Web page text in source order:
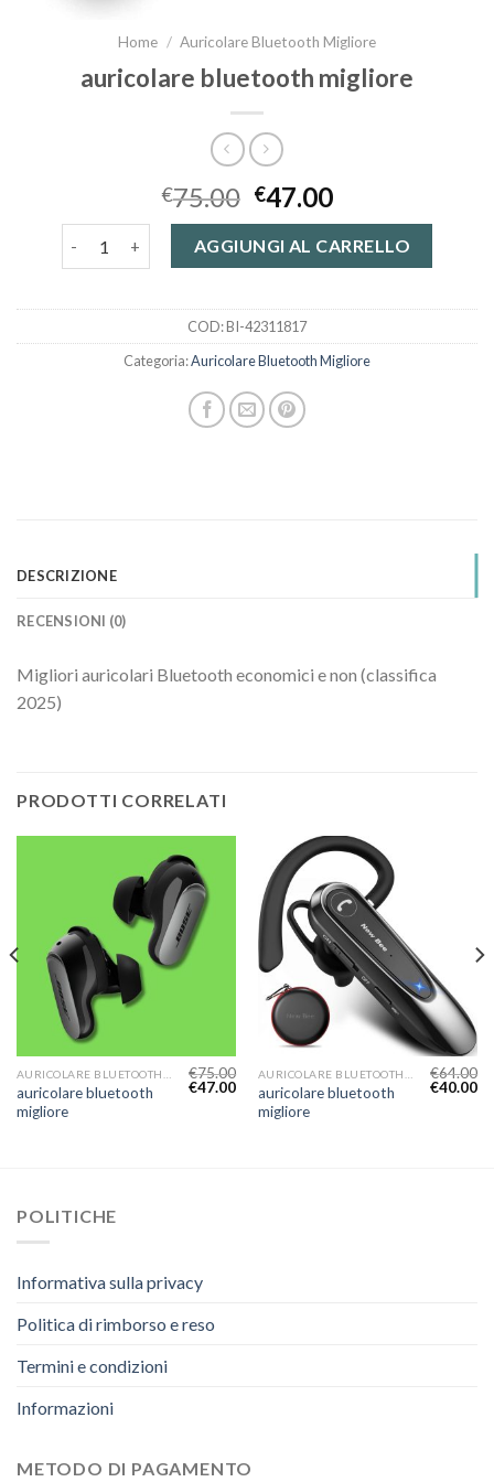
Home / Auricolare Bluetooth Migliore
auricolare bluetooth migliore
€75.00 €47.00
auricolare bluetooth migliore quantità
AGGIUNGI AL CARRELLO
COD:BI-42311817
Categoria:Auricolare Bluetooth Migliore
DESCRIZIONE
RECENSIONI (0)
Migliori auricolari Bluetooth economici e non (classifica
2025)
PRODOTTI CORRELATI
auricolare bluetooth
migliore
€75.00
€47.00
auricolare bluetooth
migliore
€64.00
€40.00
POLITICHE
Informativa sulla privacy
Politica di rimborso e reso
Termini e condizioni
Informazioni
METODO DI PAGAMENTO